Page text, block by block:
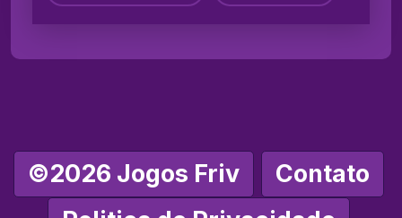
©2026 Jogos Friv
Contato